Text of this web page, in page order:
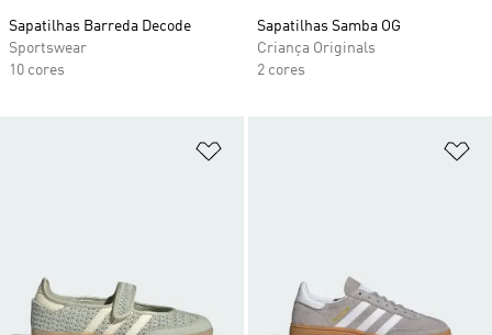
Sapatilhas Barreda Decode
Sportswear
10 cores
Sapatilhas Samba OG
Criança Originals
2 cores